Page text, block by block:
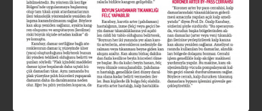
Varis Nedir?
Varis Tipleri Nelerdir?
Varis Nedenleri
Venöz Reflü